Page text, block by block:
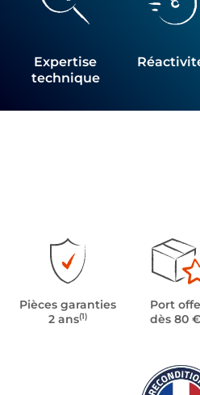
Expertise
technique
Pièces garanties
2 ans(1)
Port
dès 80 €